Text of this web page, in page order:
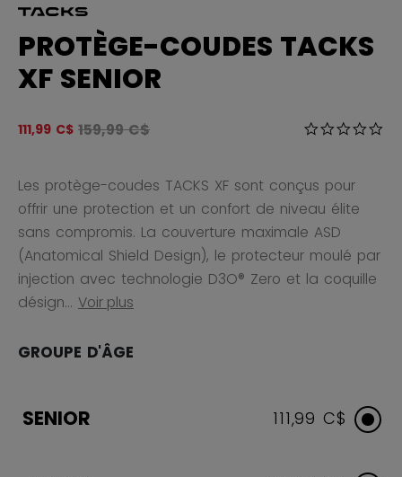
PROTÈGE-COUDES TACKS
XF SENIOR
111,99 C$ Le prix original avant le rabais était
159,99 C$ 4,8 sur 5
Les protège-coudes TACKS XF sont conçus pour
offrir une protection et un confort de niveau élite
sans compromis. La couverture maximale ASD
(Anatomical Shield Design), le protecteur moulé par
injection avec technologie D3O® Zero et la coquille
désign... Voir plus
GROUPE D'ÂGE
SENIOR 111,99 C$